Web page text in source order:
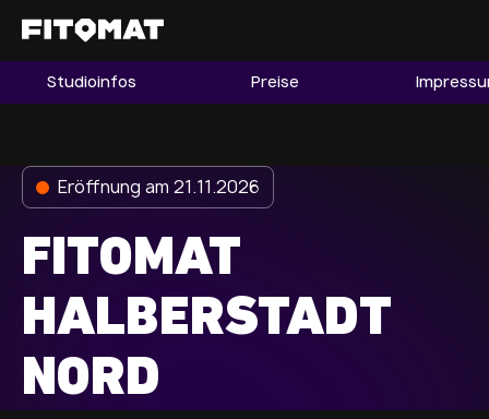
Gym
Franchise
Guide
Firmenfitness
Studioinfos Preise
Eröffnung am 21.11.2026
FITOMAT
HALBERSTADT
NORD